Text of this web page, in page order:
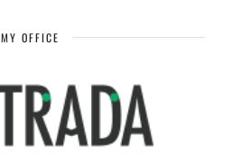
MY OFFICE